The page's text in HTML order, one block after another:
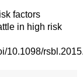
factors
in high risk
10.1098/